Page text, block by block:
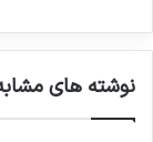
نوشته های